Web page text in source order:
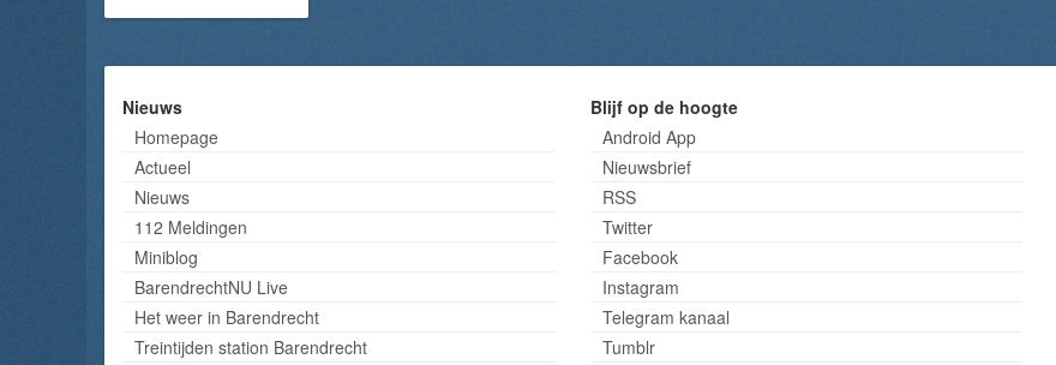
Nieuws
Homepage
Actueel
Nieuws
112 Meldingen
Miniblog
BarendrechtNU Live
Het weer in Barendrecht
Treintijden station Barendrecht
Blijf op de hoogte
Android App
Nieuwsbrief
RSS
Twitter
Facebook
Instagram
Telegram kanaal
Tumblr